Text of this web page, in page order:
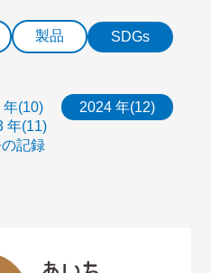
製品 SDGs
年(10)
2024 年(12)
年(11)
記録